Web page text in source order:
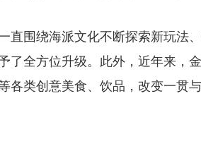
直围绕海派文化不断探索新玩法
了全方位升级。此外，近年来，
各类创意美食、饮品，改变一贯